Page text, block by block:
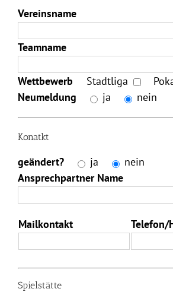
Vereinsname
Teamname
Wettbewerb Stadtliga
Neumeldung
ja nein
Konatkt
geändert? ja
nein
Ansprechpartner Name
Mailkontakt Telefon/
Spielstätte